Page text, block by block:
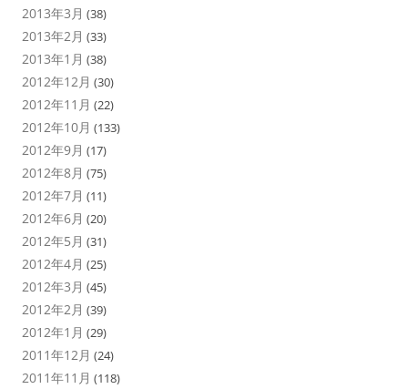
2013年3月 (38)
2013年2月 (33)
2013年1月 (38)
2012年12月 (30)
2012年11月 (22)
2012年10月 (133)
2012年9月 (17)
2012年8月 (75)
2012年7月 (11)
2012年6月 (20)
2012年5月 (31)
2012年4月 (25)
2012年3月 (45)
2012年2月 (39)
2012年1月 (29)
2011年12月 (24)
2011年11月 (118)